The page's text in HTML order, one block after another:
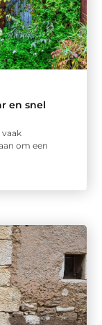
en snel
om een